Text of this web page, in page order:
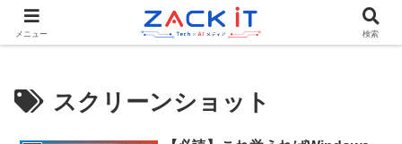
Tech×AIメディア『ZACK IT - 未来をもっと身近に』
スクリーンショット
メニュー 検索